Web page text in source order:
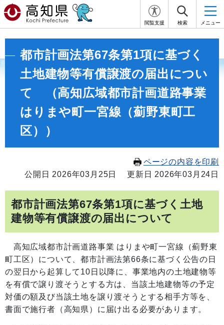
閲覧支援 検索 メニュー
都市計画法第67条第1項に基づく
土地建物等有償譲渡の届出につい
て （高知広域都市計画道路事業
はりまや町一宮線（薊野東町工
区））
ページの内容を印刷
公開日 2026年03月25日
更新日 2026年03月24日
都市計画法第67条第1項に基づく土地
建物等有償譲渡の届出について
高知広域都市計画道路事業 はりまや町一宮線（薊野東
町工区）について、都市計画法第66条に基づく公告の日
の翌日から起算して10日以降に、事業地内の土地建物等
を有償で譲り渡そうとする方は、当該土地建物等の予定
対価の額及び当該土地を譲り渡そうとする相手方等を、
書面で施行者（高知県）に届け出る必要があります。